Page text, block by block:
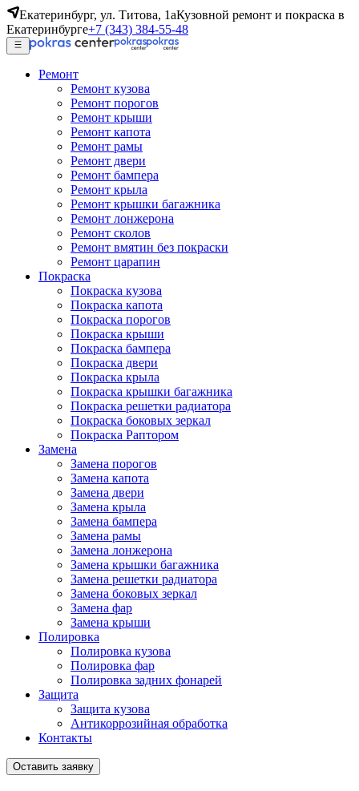
Екатеринбург, ул. Титова, 1аКузовной ремонт и покраска в
Екатеринбурге+7 (343) 384-55-48
Ремонт
Ремонт кузова
Ремонт порогов
Ремонт крыши
Ремонт капота
Ремонт рамы
Ремонт двери
Ремонт бампера
Ремонт крыла
Ремонт крышки багажника
Ремонт лонжерона
Ремонт сколов
Ремонт вмятин без покраски
Ремонт царапин
Покраска
Покраска кузова
Покраска капота
Покраска порогов
Покраска крыши
Покраска бампера
Покраска двери
Покраска крыла
Покраска крышки багажника
Покраска решетки радиатора
Покраска боковых зеркал
Покраска Раптором
Замена
Замена порогов
Замена капота
Замена двери
Замена крыла
Замена бампера
Замена рамы
Замена лонжерона
Замена крышки багажника
Замена решетки радиатора
Замена боковых зеркал
Замена фар
Замена крыши
Полировка
Полировка кузова
Полировка фар
Полировка задних фонарей
Защита
Защита кузова
Антикоррозийная обработка
Контакты
Оставить заявку